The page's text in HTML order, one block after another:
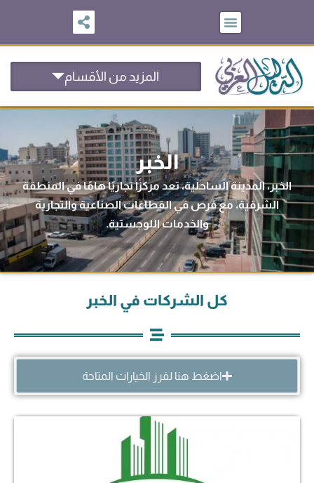
المحتوى
المزيد من الأقسام
الخبر
الخبر، المدينة الساحلية، تعد مركزًا تجاريًا هامًا في المنطقة
الشرقية، مع فرص في القطاعات الصناعية والتجارية
والخدمات اللوجستية.
كل الشركات في الخبر
اضغط هنا لفرز الخيارات المتاحة